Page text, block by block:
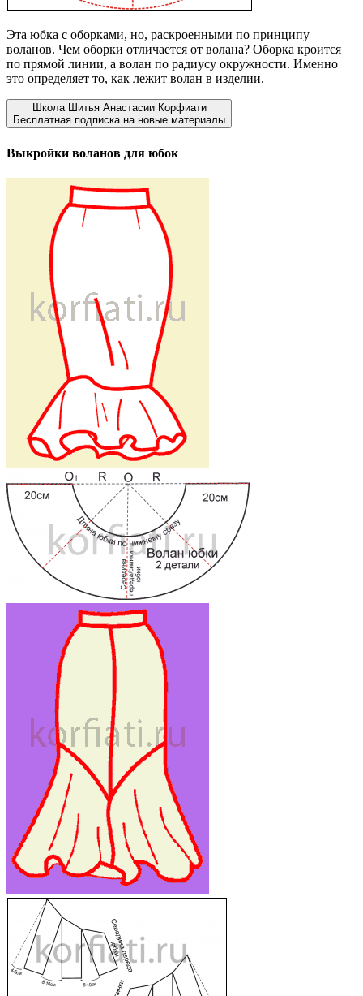
Эта юбка с оборками, но, раскроенными по принципу
воланов. Чем оборки отличается от волана? Оборка кроится
по прямой линии, а волан по радиусу окружности. Именно
это определяет то, как лежит волан в изделии.
Школа Шитья Анастасии Корфиати
Бесплатная подписка на новые материалы
Выкройки воланов для юбок